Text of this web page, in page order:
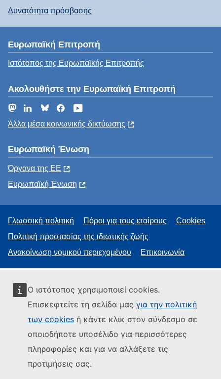
Ο ιστότοπος χρησιμοποιεί cookies.
Επισκεφτείτε τη σελίδα μας για την πολιτική
των cookies ή κάντε κλικ στον σύνδεσμο σε
οποιοδήποτε υποσέλιδο για περισσότερες
πληροφορίες και για να αλλάξετε τις
προτιμήσεις σας.
Δυνατότητα πρόσβασης
Ευρωπαϊκή Επιτροπή
Ιστότοπος της Ευρωπαϊκής Επιτροπής
Ακολουθήστε την Ευρωπαϊκή Επιτροπή
MastodonLinkedInBlueskyFacebook
Άλλα μέσα κοινωνικής δικτύωσης
Ευρωπαϊκή Ένωση
Όργανα της ΕΕ
Ευρωπαϊκή Ένωση
Γλωσσική πολιτική Πόροι για τους εταίρους
Cookies
Πολιτική προστασίας της ιδιωτικής ζωής
Ανακοίνωση νομικού περιεχομένου
Επικοινωνία